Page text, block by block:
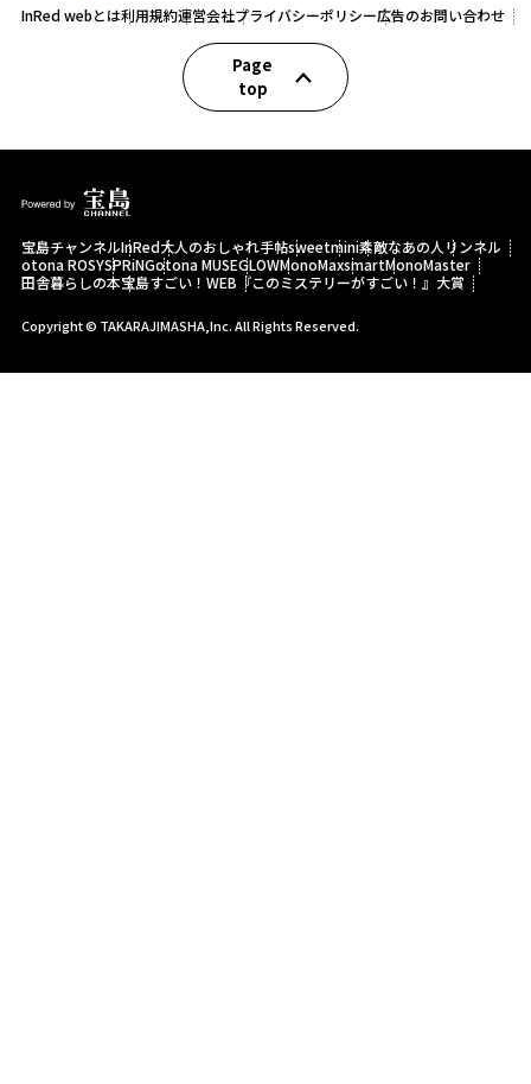
InRed webとは利用規約運営会社プライバシーポリシー広告のお問い合わせ
Page
top
宝島チャンネルInRed大人のおしゃれ手帖sweetmini素敵なあの人 リンネル
otona ROSYSPRiNGotona MUSEGLOWMonoMaxsmartMonoMaster
田舎暮らしの本宝島すごい！WEB 『このミステリーがすごい！』大賞
Copyright © TAKARAJIMASHA,Inc. All Rights Reserved.